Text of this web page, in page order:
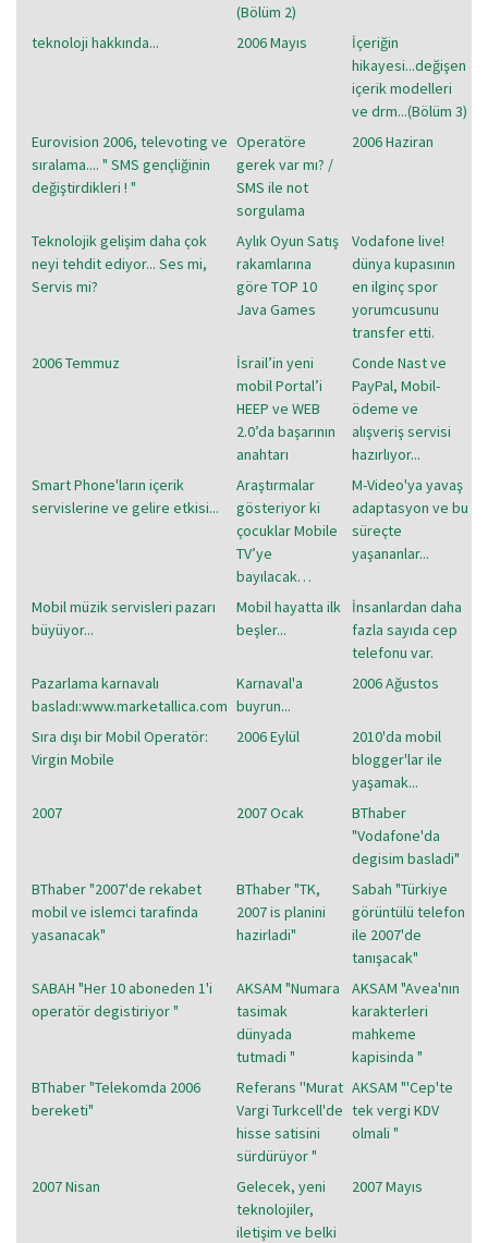
(Bölüm 2)
teknoloji hakkında... 2006 Mayıs
İçeriğin
hikayesi...değişen
içerik modelleri
ve drm...(Bölüm 3)
Eurovision 2006, televoting ve
sıralama.... " SMS gençliğinin
değiştirdikleri ! "
Operatöre
gerek var mı? /
SMS ile not
sorgulama
2006 Haziran
Teknolojik gelişim daha çok
neyi tehdit ediyor... Ses mi,
Servis mi?
Aylık Oyun Satış
rakamlarına
göre TOP 10
Java Games
Vodafone live!
dünya kupasının
en ilginç spor
yorumcusunu
transfer etti.
2006 Temmuz
İsrail’in yeni
mobil Portal’i
HEEP ve WEB
2.0’da başarının
anahtarı
Conde Nast ve
PayPal, Mobil-
ödeme ve
alışveriş servisi
hazırlıyor...
Smart Phone'ların içerik
servislerine ve gelire etkisi...
Araştırmalar
gösteriyor ki
çocuklar Mobile
TV’ye
bayılacak…
M-Video'ya yavaş
adaptasyon ve bu
süreçte
yaşananlar...
Mobil müzik servisleri pazarı
büyüyor...
Mobil hayatta ilk
beşler...
İnsanlardan daha
fazla sayıda cep
telefonu var.
Pazarlama karnavalı
basladı:www.marketallica.com
Karnaval'a
buyrun...
2006 Ağustos
Sıra dışı bir Mobil Operatör:
Virgin Mobile
2006 Eylül
2010'da mobil
blogger'lar ile
yaşamak...
2007
2007 Ocak
BThaber
"Vodafone'da
degisim basladi"
BThaber "2007'de rekabet
mobil ve islemci tarafinda
yasanacak"
BThaber "TK,
2007 is planini
hazirladi"
Sabah "Türkiye
görüntülü telefon
ile 2007'de
tanışacak"
SABAH "Her 10 aboneden 1'i
operatör degistiriyor "
AKSAM "Numara
tasimak
dünyada
tutmadi "
AKSAM "Avea'nın
karakterleri
mahkeme
kapisinda "
BThaber "Telekomda 2006
bereketi"
Referans ''Murat
Vargi Turkcell'de
hisse satisini
sürdürüyor "
AKSAM "'Cep'te
tek vergi KDV
olmali "
2007 Nisan
Gelecek, yeni
teknolojiler,
iletişim ve belki
2007 Mayıs